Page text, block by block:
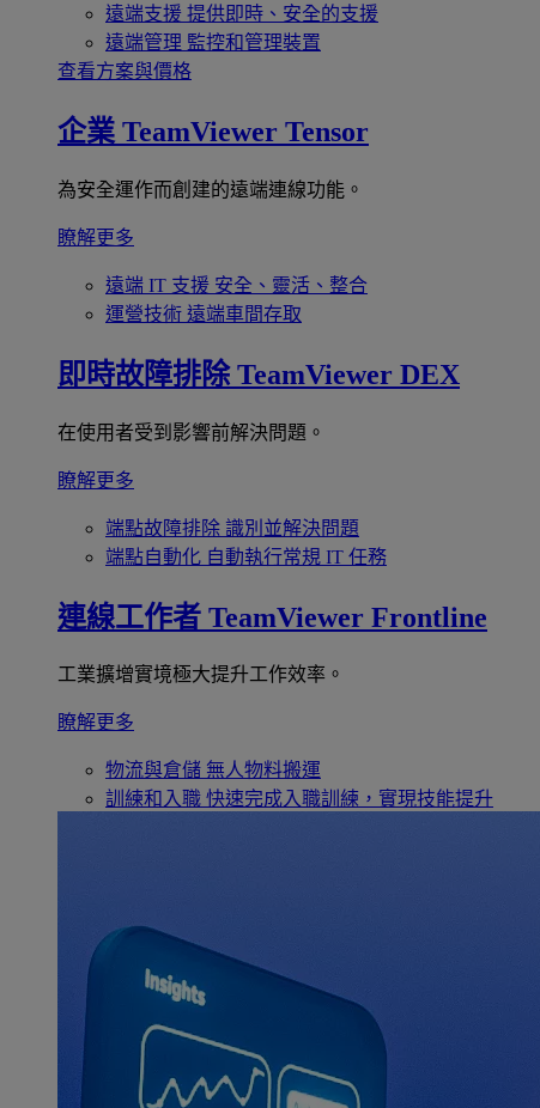
遠端支援 提供即時、安全的支援
遠端管理 監控和管理裝置
查看方案與價格
企業 TeamViewer Tensor
為安全運作而創建的遠端連線功能。
瞭解更多
遠端 IT 支援 安全、靈活、整合
運營技術 遠端車間存取
即時故障排除 TeamViewer DEX
在使用者受到影響前解決問題。
瞭解更多
端點故障排除 識別並解決問題
端點自動化 自動執行常規 IT 任務
連線工作者 TeamViewer Frontline
工業擴增實境極大提升工作效率。
瞭解更多
物流與倉儲 無人物料搬運
訓練和入職 快速完成入職訓練，實現技能提升